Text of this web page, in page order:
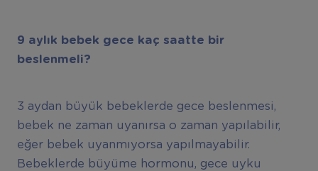
9 ayl ı k bebek gece kaç saatte bir
beslenmeli?
3 aydan büyük bebeklerde gece beslenmesi,
bebek ne zaman uyanırsa o zaman yapılabilir,
eğer bebek uyanmıyorsa yapılmayabilir.
Bebeklerde büyüme hormonu, gece uyku